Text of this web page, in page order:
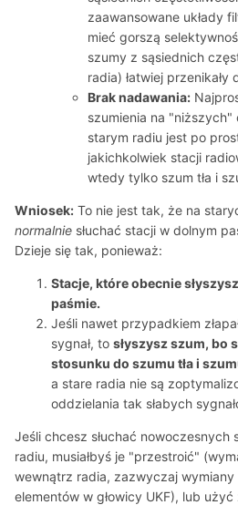
zaawansowane układy
mieć gorszą
szumy z sąsiednich
radia) łatwiej przenikały
Brak nadawania:
szumienia na
starym radiu jest po
jakichkolwiek stacji
wtedy tylko szum tła i
Wniosek: To nie jest tak, że na
normalnie słuchać stacji w dolnym
Dzieje się tak, ponieważ:
Stacje, które obecnie
paśmie.
Jeśli nawet przypadkiem
sygnał, to słyszysz szum, bo
stosunku do szumu tła i
a stare radia nie są
oddzielania tak słabych
Jeśli chcesz słuchać nowoczesnych
radiu, musiałbyś je "przestroić"
wewnątrz radia, zazwyczaj
elementów w głowicy UKF), lub